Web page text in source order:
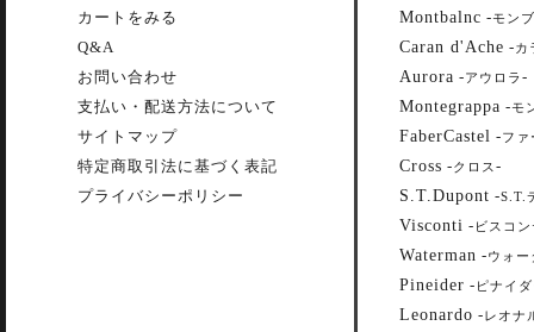
カートをみる
Q&A
お問い合わせ
支払い・配送方法について
サイトマップ
特定商取引法に基づく表記
プライバシーポリシー
Montbalnc -モン
Caran d'Ache -カ
Aurora -アウロラ -
Montegrappa -モ
FaberCastel -ファ
Cross -クロス -
S.T.Dupont -S.T.
Visconti - ビスコ
Waterman -ウォー
Pineider - ピナイ
Leonardo -レオナ